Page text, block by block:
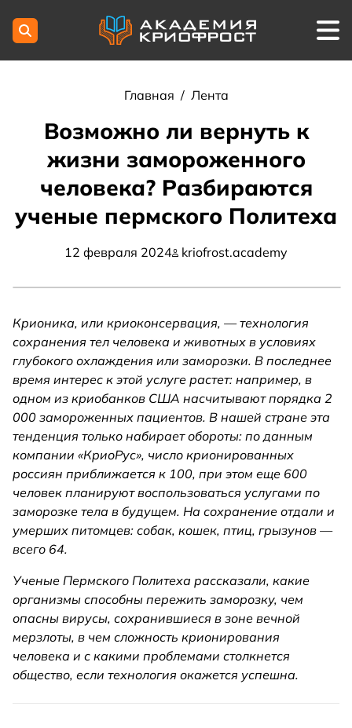
Главная / Лента
Возможно ли вернуть к
жизни замороженного
человека? Разбираются
ученые пермского Политеха
12 февраля 2024 kriofrost.academy
Крионика, или криоконсервация, — технология
сохранения тел человека и животных в условиях
глубокого охлаждения или заморозки. В последнее
время интерес к этой услуге растет: например, в
одном из криобанков США насчитывают порядка 2
000 замороженных пациентов. В нашей стране эта
тенденция только набирает обороты: по данным
компании «КриоРус», число крионированных
россиян приближается к 100, при этом еще 600
человек планируют воспользоваться услугами по
заморозке тела в будущем. На сохранение отдали и
умерших питомцев: собак, кошек, птиц, грызунов —
всего 64.
Ученые Пермского Политеха рассказали, какие
организмы способны пережить заморозку, чем
опасны вирусы, сохранившиеся в зоне вечной
мерзлоты, в чем сложность крионирования
человека и с какими проблемами столкнется
общество, если технология окажется успешна.